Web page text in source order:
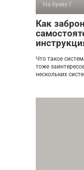
На букву Г
Как
Что такое
тоже
нескольких